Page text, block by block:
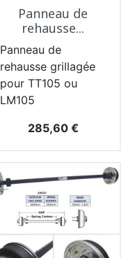
Panneau de
rehausse...
Panneau de
rehausse grillagée
pour TT105 ou
LM105
Prix
285,60 €